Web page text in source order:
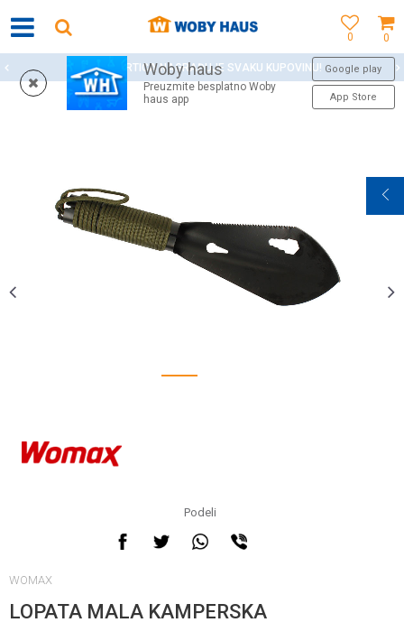
0
0
Woby haus
Preuzmite besplatno Woby
haus app
Google play
App Store
WOBY KARTICA NAGRAĐUJE SVAKU KUPOVINU!
1
Podeli
WOMAX
LOPATA MALA KAMPERSKA